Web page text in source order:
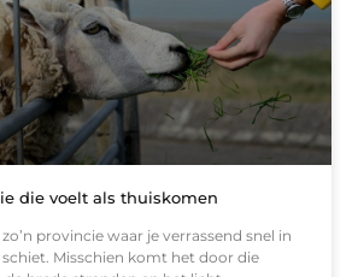
die voelt als thuiskomen
provincie waar je verrassend snel in
Misschien komt het door die